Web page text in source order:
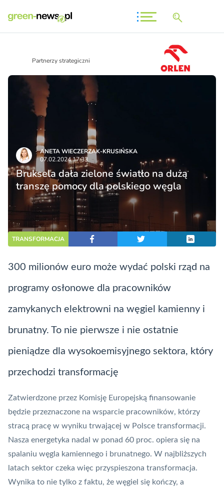
Partnerzy strategiczni
ANETA WIECZERZAK-KRUSIŃSKA
07.02.2024 17:33
Bruksela dała zielone światło na dużą
transzę pomocy dla polskiego węgla
TRANSFORMACJA
300 milionów euro może wydać polski rząd na
programy osłonowe dla pracowników
zamykanych elektrowni na węgiel kamienny i
brunatny. To nie pierwsze i nie ostatnie
pieniądze dla wysokoemisyjnego sektora, który
przechodzi transformację
Zatwierdzone przez Komisję Europejską finansowanie
będzie przeznaczone na wsparcie pracowników, którzy
stracą pracę w wyniku trwającej w Polsce transformacji.
Nasza energetyka nadal w ponad 60 proc. opiera się na
spalaniu węgla kamiennego i brunatnego. W najbliższych
latach sektor czeka więc przyspieszona transformacja.
Wynika to nie tylko z faktu, że węgiel się kończy, a